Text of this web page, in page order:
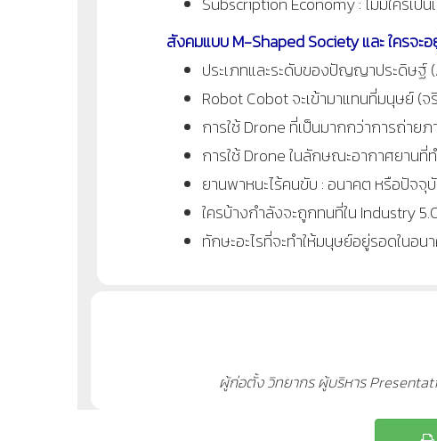
สังคมแบบ M-Shaped Society และ ใครจะ
ประเภทและระดับของปัญญาประดิษฐ์
Robot Cobot จะเข้ามาแทนที่มนุษย์ (จ
การใช้ Drone ที่เป็นมากกว่าการถ่าย
การใช้ Drone ในลักษณะอากาศยานที่
ยานพาหนะไร้คนขับ : อนาคต หรือปัจจุ
ใครบ้างกำลังจะถูกทนที่ใน Industry
ทักษะอะไรที่จะทำให้มนุษย์อยู่รอดในอน
ผู้ก่อตั้ง วิทยากร ผู้บริหาร